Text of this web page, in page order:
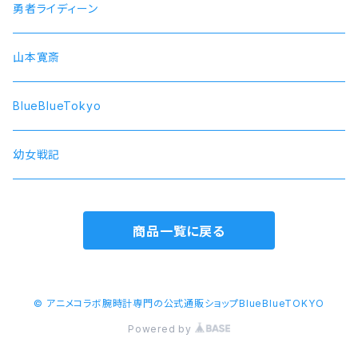
SOARA
SolidS
Growth
QUELL
勇者ライディーン
山本寛斎
BlueBlueTokyo
幼女戦記
商品一覧に戻る
© アニメコラボ腕時計専門の公式通販ショップBlueBlueTOKYO
Powered by